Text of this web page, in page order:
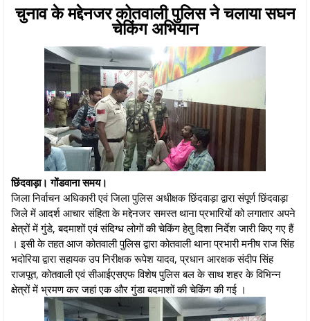
चुनाव के मद्देनजर कोतवाली पुलिस ने चलाया सघन
चेकिंग अभियान
छिंदवाड़ा। गोंडवाना समय।
जिला निर्वाचन अधिकारी एवं जिला पुलिस अधीक्षक छिंदवाड़ा द्वारा संपूर्ण छिंदवाड़ा
जिले में आदर्श आचार संहिता के मद्देनजर समस्त थाना प्रभारियों को लगातार अपने
क्षेत्रों में गुंडे, बदमाशों एवं संदिग्ध लोगों की चेकिंग हेतु दिशा निर्देश जारी किए गए हैं
। इसी के तहत आज कोतवाली पुलिस द्वारा कोतवाली थाना प्रभारी मनीष राज सिंह
भदोरिया द्वारा सहायक उप निरीक्षक रूपेश यादव, प्रधान आरक्षक संदीप सिंह
राजपूत, कोतवाली एवं सीआईएसएफ विशेष पुलिस बल के साथ शहर के विभिन्न
क्षेत्रों में भ्रमण कर जहां एक और गुंडा बदमाशों की चेकिंग की गई ।